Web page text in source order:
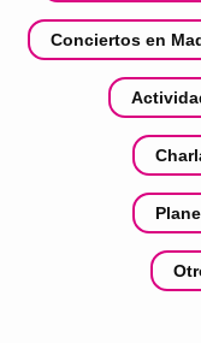
Conciertos en